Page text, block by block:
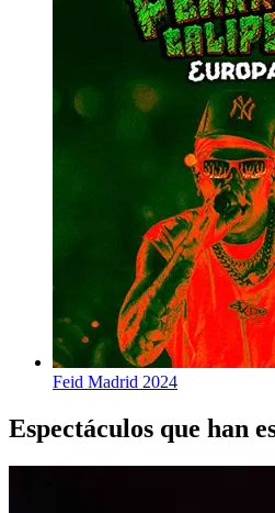
Feid Madrid 2024
Espectáculos que han